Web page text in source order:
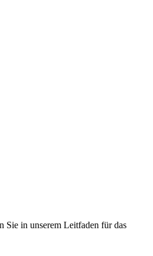
Sie in unserem Leitfaden für das